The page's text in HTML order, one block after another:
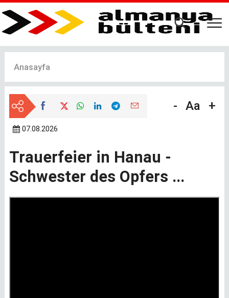
Ana
içeriğe
Anasayfa
- Aa +
07.08.2026
Trauerfeier in Hanau -
Schwester des Opfers ...